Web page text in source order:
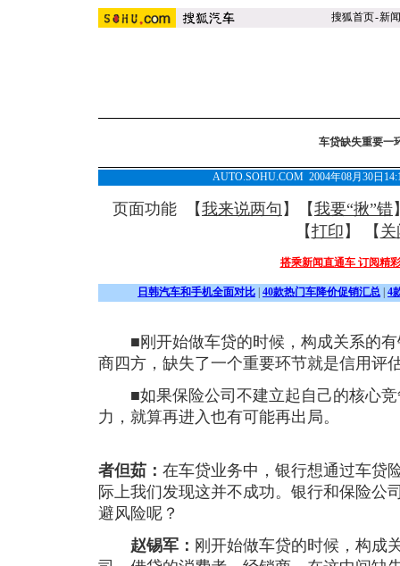
搜狐首页-新闻
车贷缺失重要一
AUTO.SOHU.COM 2004年08月30日
页面功能 【我来说两句 】【我要“揪”错
【打印 】 【 关
搭乘新闻直通车 订阅精
日韩汽车和手机全面对比 40款热门车降价促销汇总 4
■刚开始做车贷的时候，构成关系的有
商四方，缺失了一个重要环节就是信用评
■如果保险公司不建立起自己的核心竞
力，就算再进入也有可能再出局。
者但茹： 在车贷业务中，银行想通过车贷
际上我们发现这并不成功。银行和保险公
避风险呢？
赵锡军： 刚开始做车贷的时候，构成